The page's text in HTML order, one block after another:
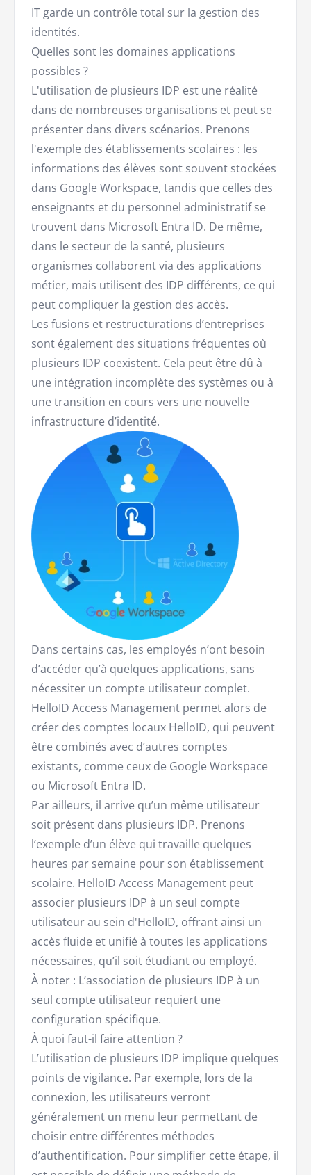
IT garde un contrôle total sur la gestion des
identités.
Quelles sont les domaines applications
possibles ?
L'utilisation de plusieurs IDP est une réalité
dans de nombreuses organisations et peut se
présenter dans divers scénarios. Prenons
l'exemple des établissements scolaires : les
informations des élèves sont souvent stockées
dans Google Workspace, tandis que celles des
enseignants et du personnel administratif se
trouvent dans Microsoft Entra ID. De même,
dans le secteur de la santé, plusieurs
organismes collaborent via des applications
métier, mais utilisent des IDP différents, ce qui
peut compliquer la gestion des accès.
Les fusions et restructurations d’entreprises
sont également des situations fréquentes où
plusieurs IDP coexistent. Cela peut être dû à
une intégration incomplète des systèmes ou à
une transition en cours vers une nouvelle
infrastructure d’identité.
Dans certains cas, les employés n’ont besoin
d’accéder qu’à quelques applications, sans
nécessiter un compte utilisateur complet.
HelloID Access Management permet alors de
créer des comptes locaux HelloID, qui peuvent
être combinés avec d’autres comptes
existants, comme ceux de Google Workspace
ou Microsoft Entra ID.
Par ailleurs, il arrive qu’un même utilisateur
soit présent dans plusieurs IDP. Prenons
l’exemple d’un élève qui travaille quelques
heures par semaine pour son établissement
scolaire. HelloID Access Management peut
associer plusieurs IDP à un seul compte
utilisateur au sein d'HelloID, offrant ainsi un
accès fluide et unifié à toutes les applications
nécessaires, qu’il soit étudiant ou employé.
À noter : L’association de plusieurs IDP à un
seul compte utilisateur requiert une
configuration spécifique.
À quoi faut-il faire attention ?
L’utilisation de plusieurs IDP implique quelques
points de vigilance. Par exemple, lors de la
connexion, les utilisateurs verront
généralement un menu leur permettant de
choisir entre différentes méthodes
d’authentification. Pour simplifier cette étape, il